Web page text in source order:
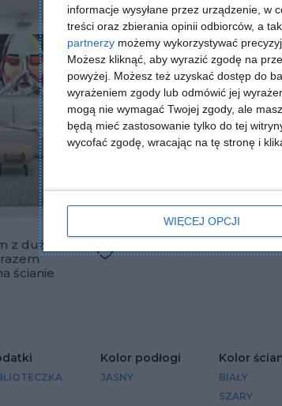
informacje wysyłane przez urządzenie, w
treści oraz zbierania opinii odbiorców, a
partnerzy możemy wykorzystywać
Możesz kliknąć, aby wyrazić zgodę na
powyżej. Możesz też uzyskać dostęp do
wyrażeniem zgody lub odmówić jej
mogą nie wymagać Twojej zgody, ale
będą mieć zastosowanie tylko do tej
wycofać zgodę, wracając na tę stronę i
WIĘCEJ OPCJI
z dużym
ścianie
Salon z jadalnią i
Kolor podłogi
JASNY
Kolor
BIAŁY
SZARY